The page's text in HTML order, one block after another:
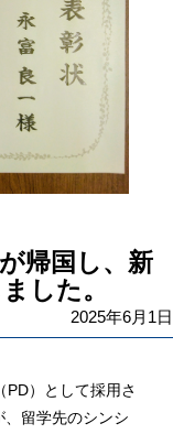
帰国し、新
した。
2025年6月1日
）として採用さ
留学先のシンシ